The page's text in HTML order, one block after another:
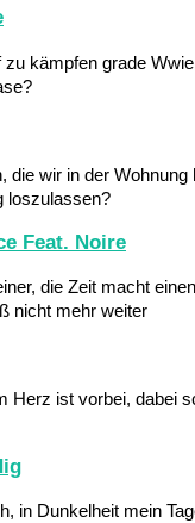
zu kämpfen grade
die wir in der
loszulassen?
Feat. Noire
die Zeit macht
nicht mehr weiter
Herz ist vorbei, dabei
in Dunkelheit mein